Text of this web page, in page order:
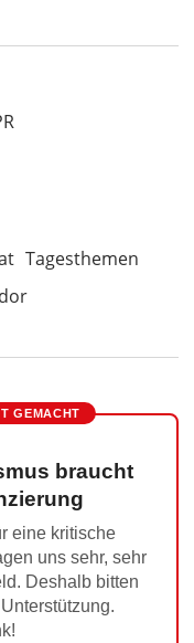
Tagesthemen
GEMACHT
braucht
eine kritische
uns sehr, sehr
Deshalb bitten